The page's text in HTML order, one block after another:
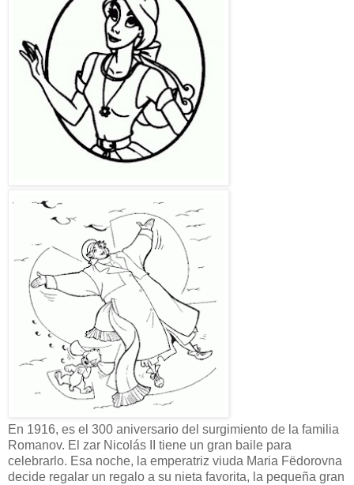
En 1916, es el 300 aniversario del surgimiento de la familia
Romanov. El zar Nicolás II tiene un gran baile para
celebrarlo. Esa noche, la emperatriz viuda Maria Fëdorovna
decide regalar un regalo a su nieta favorita, la pequeña gran